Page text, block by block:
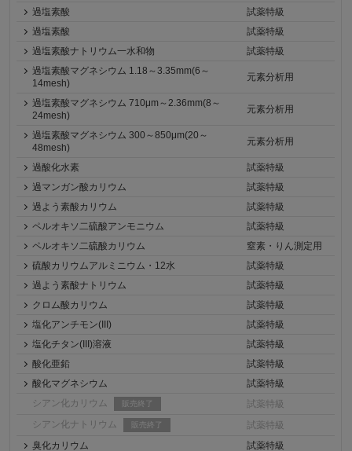
過塩素酸
試薬特級
過塩素酸
試薬特級
過塩素酸ナトリウム一水和物
試薬特級
過塩素酸マグネシウム 1.18～3.35mm(6～
14mesh)
元素分析用
過塩素酸マグネシウム 710μm～2.36mm(8～
24mesh)
元素分析用
過塩素酸マグネシウム 300～850μm(20～
48mesh)
元素分析用
過酸化水素
試薬特級
過マンガン酸カリウム
試薬特級
過よう素酸カリウム
試薬特級
ペルオキソ二硫酸アンモニウム
試薬特級
ペルオキソ二硫酸カリウム
窒素・りん測定用
硫酸カリウムアルミニウム・12水
試薬特級
過よう素酸ナトリウム
試薬特級
クロム酸カリウム
試薬特級
塩化アンチモン(III)
試薬特級
塩化チタン(III)溶液
試薬特級
酸化亜鉛
試薬特級
酸化マグネシウム
試薬特級
シアン化カリウム
販売終了
試薬特級
シアン化ナトリウム
販売終了
試薬特級
臭化カリウム
試薬特級